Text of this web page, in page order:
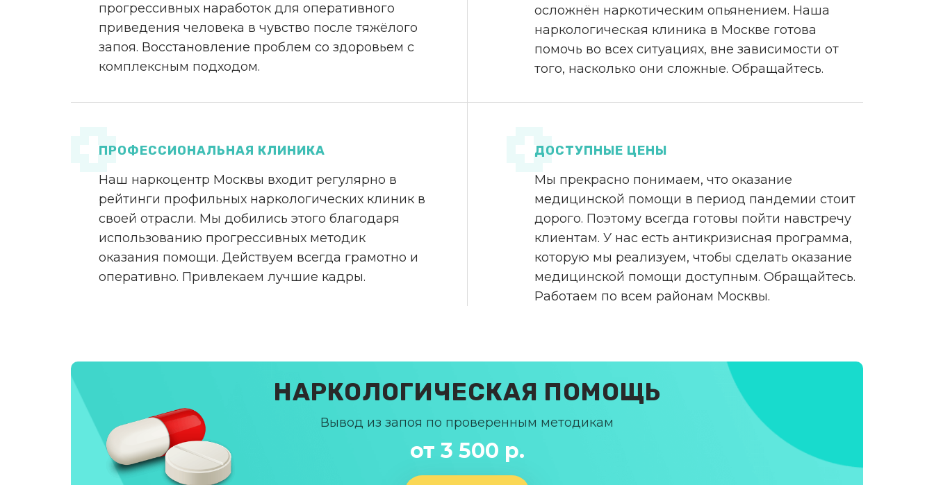
прогрессивных наработок для оперативного
приведения человека в чувство после тяжёлого
запоя. Восстановление проблем со здоровьем с
комплексным подходом.
осложнён наркотическим опьянением. Наша
наркологическая клиника в Москве готова
помочь во всех ситуациях, вне зависимости от
того, насколько они сложные. Обращайтесь.
ПРОФЕССИОНАЛЬНАЯ КЛИНИКА
Наш наркоцентр Москвы входит регулярно в
рейтинги профильных наркологических клиник в
своей отрасли. Мы добились этого благодаря
использованию прогрессивных методик
оказания помощи. Действуем всегда грамотно и
оперативно. Привлекаем лучшие кадры.
ДОСТУПНЫЕ ЦЕНЫ
Мы прекрасно понимаем, что оказание
медицинской помощи в период пандемии стоит
дорого. Поэтому всегда готовы пойти навстречу
клиентам. У нас есть антикризисная программа,
которую мы реализуем, чтобы сделать оказание
медицинской помощи доступным. Обращайтесь.
Работаем по всем районам Москвы.
НАРКОЛОГИЧЕСКАЯ ПОМОЩЬ
Вывод из запоя по проверенным методикам
от 3 500 р.